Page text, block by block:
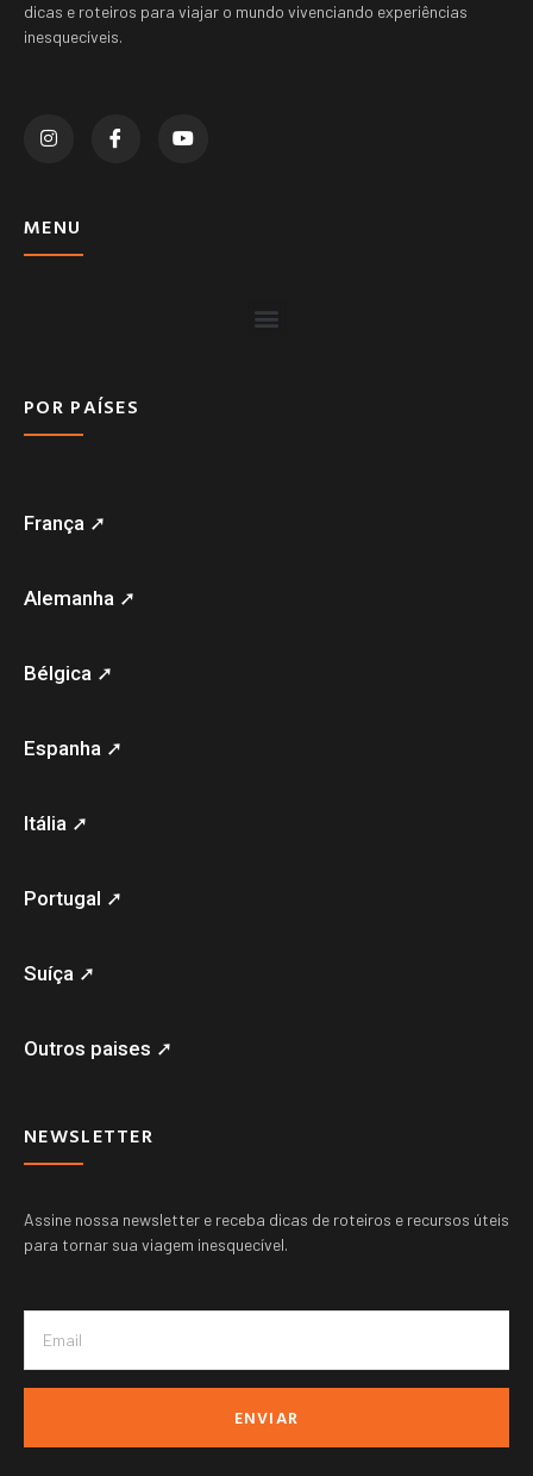
dicas e roteiros para viajar o mundo vivenciando experiências
inesquecíveis.
MENU
POR PAÍSES
França ➚
Alemanha ➚
Bélgica ➚
Espanha ➚
Itália ➚
Portugal ➚
Suíça ➚
Outros paises ➚
NEWSLETTER
Assine nossa newsletter e receba dicas de roteiros e recursos úteis
para tornar sua viagem inesquecível.
ENVIAR